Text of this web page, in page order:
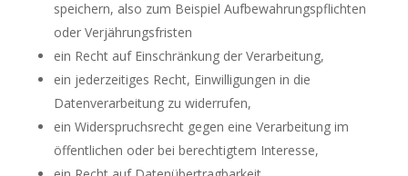
speichern, also zum Beispiel Aufbewahrungspflichten
oder Verjährungsfristen
ein Recht auf Einschränkung der Verarbeitung,
ein jederzeitiges Recht, Einwilligungen in die
Datenverarbeitung zu widerrufen,
ein Widerspruchsrecht gegen eine Verarbeitung im
öffentlichen oder bei berechtigtem Interesse,